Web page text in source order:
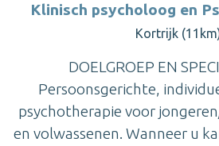
Klinisch psycholoog en
Kortrijk
DOELGROEP EN
Persoonsgerichte,
psychotherapie voor
en volwassenen. Wanneer u